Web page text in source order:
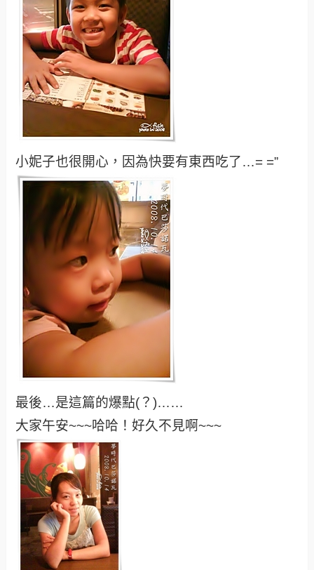
小妮子也很開心，因為快要有東西吃了…= =”
最後…是這篇的爆點(？)……
大家午安~~~哈哈！好久不見啊~~~